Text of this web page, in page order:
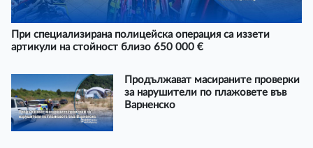
При специализирана полицейска операция са иззети
артикули на стойност близо 650 000 €
Продължават масираните проверки
за нарушители по плажовете във
Варненско